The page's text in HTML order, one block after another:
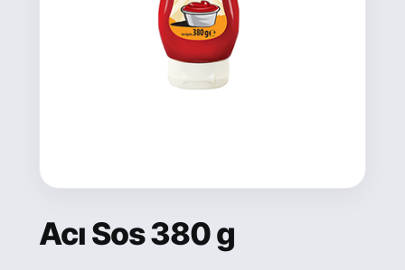
Acı Sos 380 g